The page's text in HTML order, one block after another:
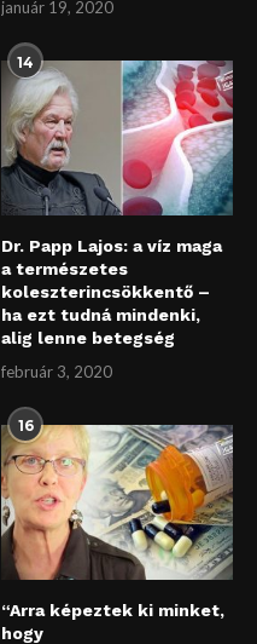
január 19, 2020
14
Dr. Papp Lajos: a víz maga
a természetes
koleszterincsökkentő –
ha ezt tudná mindenki,
alig lenne betegség
február 3, 2020
16
“Arra képeztek ki minket,
hogy